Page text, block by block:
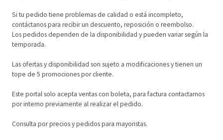
Si tu pedido tiene problemas de calidad o está incompleto,
contáctanos para recibir un descuento, reposición o reembolso.
Los pedidos dependen de la disponibilidad y pueden variar según la
temporada.
Las ofertas y disponibilidad son sujeto a modificaciones y tienen un
tope de 5 promociones por cliente.
Este portal solo acepta ventas con boleta, para factura contactarnos
por interno previamente al realizar el pedido.
Consulta por precios y pedidos para mayoristas.